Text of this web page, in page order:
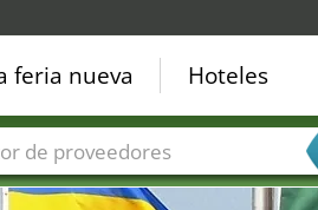
feria nueva Hoteles
Sectores de proveedor de servicios